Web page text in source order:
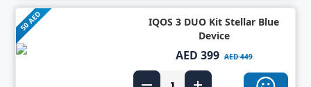
50 AED
IQOS 3 DUO Kit Stellar Blue
Device
AED 399 AED 449